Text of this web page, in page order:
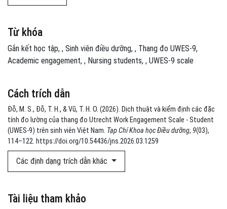
Cách trích dẫn
Đỗ, M. S., Đỗ, T. H., & Vũ, T. H. O. (2026). Dịch thuật và kiểm định các đặc
tính đo lường của thang đo Utrecht Work Engagement Scale - Student
(UWES-9) trên sinh viên Việt Nam. Tạp Chí Khoa học Điều dưỡng, 9(03),
114–122. https://doi.org/10.54436/jns.2026.03.1259
Các định dạng trích dẫn khác
Từ khóa
Gắn kết học tập , Sinh viên điều dưỡng , Thang đo UWES-9
Academic engagement , Nursing students , UWES-9 scale
Tài liệu tham khảo